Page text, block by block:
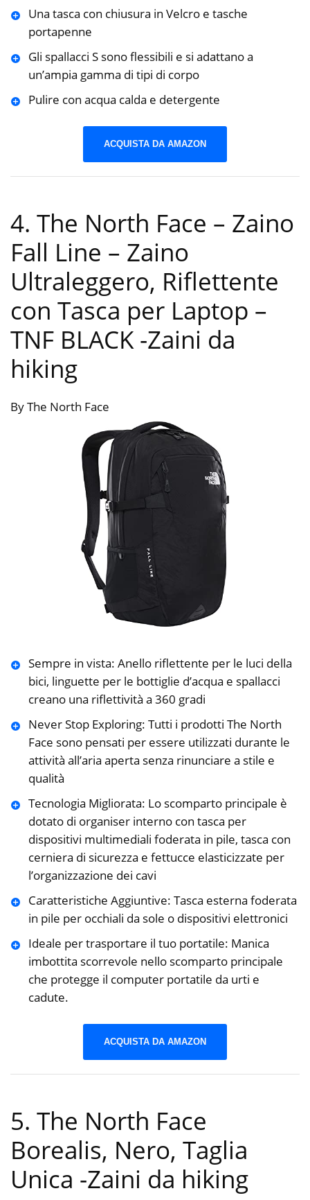
Una tasca con chiusura in Velcro e tasche
portapenne
Gli spallacci S sono flessibili e si adattano a
un’ampia gamma di tipi di corpo
Pulire con acqua calda e detergente
ACQUISTA DA AMAZON
4. The North Face – Zaino
Fall Line – Zaino
Ultraleggero, Riflettente
con Tasca per Laptop –
TNF BLACK-Zaini da
hiking
By The North Face
Sempre in vista: Anello riflettente per le luci della
bici, linguette per le bottiglie d’acqua e spallacci
creano una riflettività a 360 gradi
Never Stop Exploring: Tutti i prodotti The North
Face sono pensati per essere utilizzati durante le
attività all’aria aperta senza rinunciare a stile e
qualità
Tecnologia Migliorata: Lo scomparto principale è
dotato di organiser interno con tasca per
dispositivi multimediali foderata in pile, tasca con
cerniera di sicurezza e fettucce elasticizzate per
l’organizzazione dei cavi
Caratteristiche Aggiuntive: Tasca esterna foderata
in pile per occhiali da sole o dispositivi elettronici
Ideale per trasportare il tuo portatile: Manica
imbottita scorrevole nello scomparto principale
che protegge il computer portatile da urti e
cadute.
ACQUISTA DA AMAZON
5. The North Face
Borealis, Nero, Taglia
Unica -Zaini da hiking